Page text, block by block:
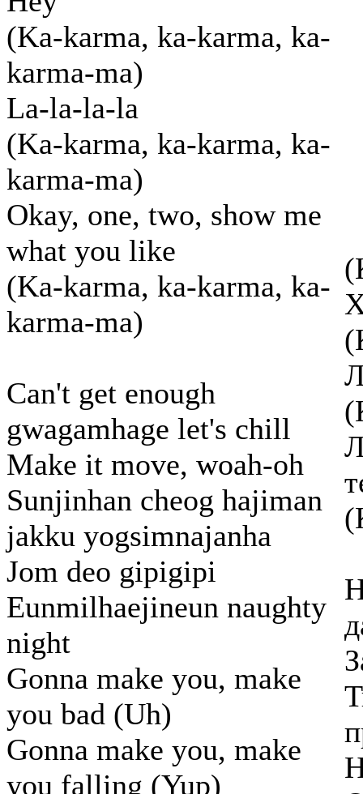
(Ka-karma, ka-karma, ka-
karma-ma)
La-la-la-la
(Ka-karma, ka-karma, ka-
karma-ma)
Okay, one, two, show me
what you like
(Ka-karma, ka-karma, ka-
karma-ma)
Can't get enough
gwagamhage let's chill
Make it move, woah-oh
Sunjinhan cheog hajiman
jakku yogsimnajanha
Jom deo gipigipi
Eunmilhaejineun naughty
night
Gonna make you, make
you bad (Uh)
Gonna make you, make
you falling (Yup)